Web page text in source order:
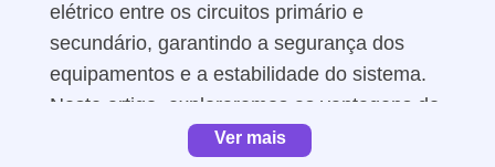
elétrico entre os circuitos primário e
secundário, garantindo a segurança dos
equipamentos e a estabilidade do sistema.
Neste artigo, exploraremos as vantagens do
transformador isolador monofásico e como
Ver mais